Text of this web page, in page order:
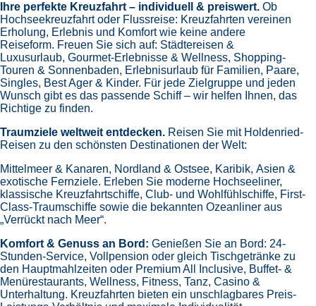
Ihre perfekte Kreuzfahrt – individuell & preiswert. Ob
Hochseekreuzfahrt oder Flussreise: Kreuzfahrten vereinen
Erholung, Erlebnis und Komfort wie keine andere
Reiseform. Freuen Sie sich auf: Städtereisen &
Luxusurlaub, Gourmet-Erlebnisse & Wellness, Shopping-
Touren & Sonnenbaden, Erlebnisurlaub für Familien, Paare,
Singles, Best Ager & Kinder. Für jede Zielgruppe und jeden
Wunsch gibt es das passende Schiff – wir helfen Ihnen, das
Richtige zu finden.
Traumziele weltweit entdecken. Reisen Sie mit Holdenried-
Reisen zu den schönsten Destinationen der Welt:
Mittelmeer & Kanaren, Nordland & Ostsee, Karibik, Asien &
exotische Fernziele. Erleben Sie moderne Hochseeliner,
klassische Kreuzfahrtschiffe, Club- und Wohlfühlschiffe, First-
Class-Traumschiffe sowie die bekannten Ozeanliner aus
„Verrückt nach Meer“.
Komfort & Genuss an Bord: Genießen Sie an Bord: 24-
Stunden-Service, Vollpension oder gleich Tischgetränke zu
den Hauptmahlzeiten oder Premium All Inclusive, Buffet- &
Menürestaurants, Wellness, Fitness, Tanz, Casino &
Unterhaltung. Kreuzfahrten bieten ein unschlagbares Preis-